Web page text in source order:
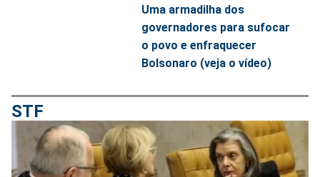
Uma armadilha dos
governadores para sufocar
o povo e enfraquecer
Bolsonaro (veja o vídeo)
STF